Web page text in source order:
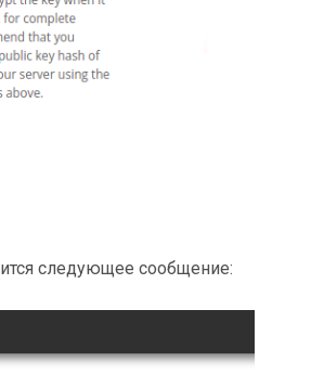
следующее сообщение: